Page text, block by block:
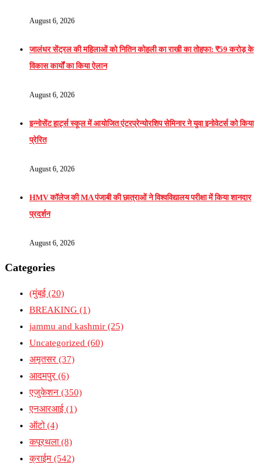
August 6, 2026
जालंधर सेंट्रल की महिलाओं को नितिन कोहली का राखी का तोहफा: ₹59 करोड़ के
विकास कार्यों का किया ऐलान
August 6, 2026
इन्नोसेंट हार्ट्स स्कूल में आयोजित एंटरप्रेन्योरशिप सेमिनार ने युवा इनोवेटर्स को किया
प्रेरित
August 6, 2026
HMV कॉलेज की MA पंजाबी की छात्राओं ने विश्वविद्यालय परीक्षा में किया शानदार
प्रदर्शन
August 6, 2026
Categories
(मुंबई (20)
BREAKING (1)
jammu and kashmir (25)
Uncategorized (60)
अमृतसर (37)
आदमपुर (6)
एजुकेशन (350)
एनआरआई (1)
ऑटो(4)
कपूरथला(8)
क्राईम (542)